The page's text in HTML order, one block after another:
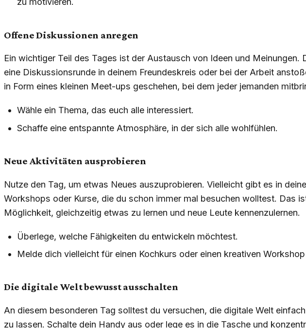
Offene Diskussionen anregen
Ein wichtiger Teil des Tages ist der Austausch von Ideen und Meinungen.
eine Diskussionsrunde in deinem Freundeskreis oder bei der Arbeit
in Form eines kleinen Meet-ups geschehen, bei dem jeder jemanden
Wähle ein Thema, das euch alle interessiert.
Schaffe eine entspannte Atmosphäre, in der sich alle wohlfühlen.
Neue Aktivitäten ausprobieren
Nutze den Tag, um etwas Neues auszuprobieren. Vielleicht gibt es in
Workshops oder Kurse, die du schon immer mal besuchen wolltest. Das
Möglichkeit, gleichzeitig etwas zu lernen und neue Leute kennenzulernen.
Überlege, welche Fähigkeiten du entwickeln möchtest.
Melde dich vielleicht für einen Kochkurs oder einen kreativen Workshop
Die digitale Welt bewusst ausschalten
An diesem besonderen Tag solltest du versuchen, die digitale Welt
zu lassen. Schalte dein Handy aus oder lege es in die Tasche und